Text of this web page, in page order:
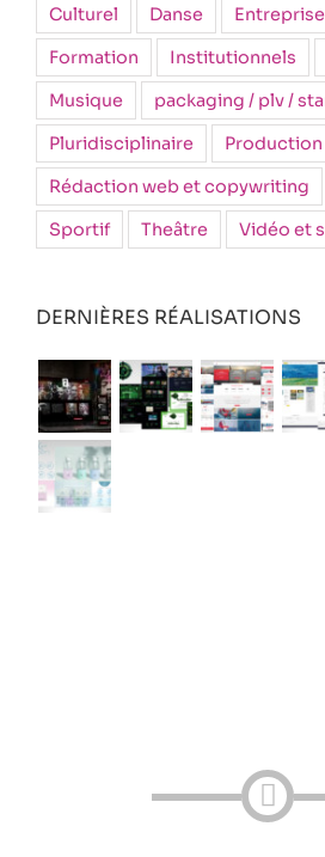
Culturel Danse
Formation
Institutionnels
Musique
packaging / plv /
Pluridisciplinaire
Production
Rédaction web et copywriting
Sportif
Theâtre Vidéo et
DERNIÈRES RÉALISATIONS